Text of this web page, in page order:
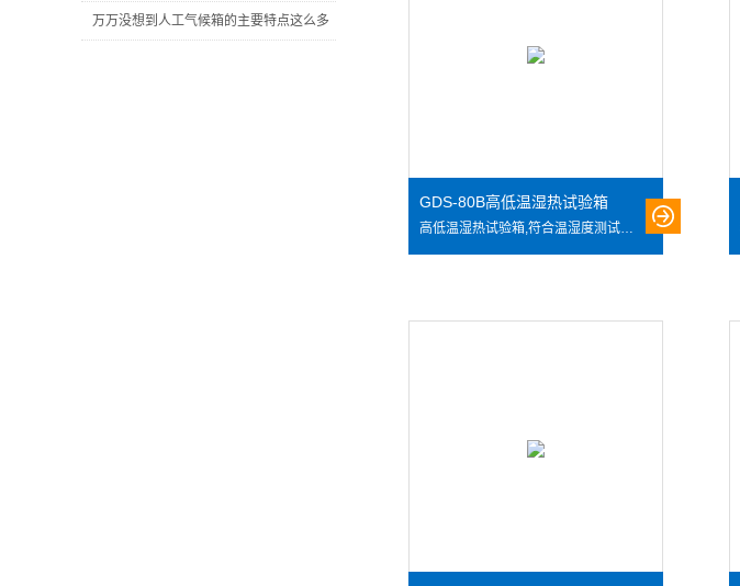
万万没想到人工气候箱的主要特点这么多
GDS-80B高低温湿热试验箱
高低温湿热试验箱,符合温湿度测试标准风循环系统，可模拟高温低温、低温高温等不同环境的测试条件，搭配容易操作和学习的高准确性编程系统，提供Z佳测试性能条件，广泛适用于电工、电子、仪器仪表及其它产品零部件在高低温湿热环境下贮存、运输、使用时的适应性试验，确定上述产品对高低温及湿热环境的耐温适应性，特别是产品电气性能和机械性能的变化情况 也可用于检查试样耐受某些腐蚀的能力。